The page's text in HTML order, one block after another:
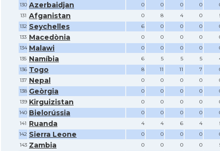
130 Azerbaidjan 0 0 0 0
131 Afganistan 0 8 4 0
132 Seychelles 6 0 0 0
133 Macedònia 0 0 0 0
134 Malawi 0 0 0 0
135 Namíbia 6 5 5 5
136 Togo 8 11 11 7
137 Nepal 0 0 0 0
138 Geòrgia 0 0 0 0
139 Kirguizistan 0 0 0 0
140 Bielorússia 0 0 0 0
141 Ruanda 4 4 6 4
142 Sierra Leone 0 0 0 0
143 Zambia 0 0 0 0